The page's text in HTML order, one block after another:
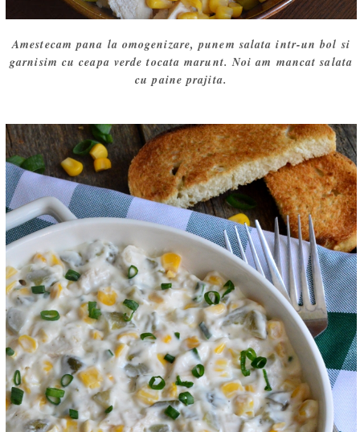
Amestecam pana la omogenizare, punem salata intr-un bol si
garnisim cu ceapa verde tocata marunt. Noi am mancat salata
cu paine prajita.